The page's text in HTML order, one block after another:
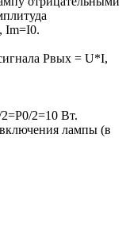
Im=I0.
Pвых = U*I,
2=10 Вт.
лампы (в